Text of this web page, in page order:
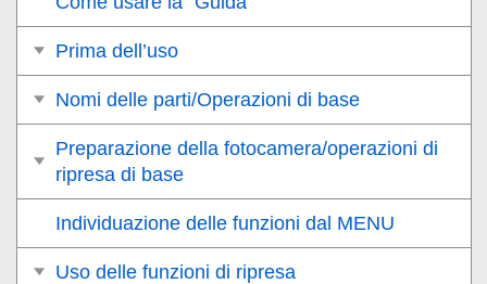
Prima dell’uso
Nomi delle parti/Operazioni di base
Preparazione della fotocamera/operazioni di
ripresa di base
Individuazione delle funzioni dal MENU
Uso delle funzioni di ripresa